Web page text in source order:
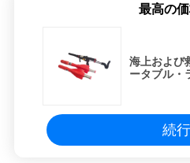
最高の
海上および
ータブル・
続行